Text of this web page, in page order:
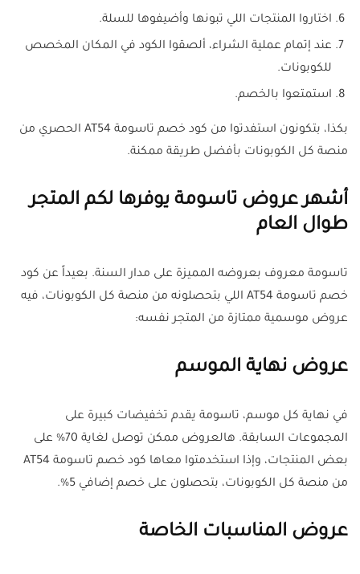
اختاروا المنتجات اللي تبونها وأضيفوها للسلة.
عند إتمام عملية الشراء، ألصقوا الكود في المكان المخصص
للكوبونات.
استمتعوا بالخصم.
بكذا، بتكونون استفدتوا من كود خصم تاسومة AT54 الحصري من
منصة كل الكوبونات بأفضل طريقة ممكنة.
أشهر عروض تاسومة يوفرها لكم المتجر
طوال العام
تاسومة معروف بعروضه المميزة على مدار السنة. بعيداً عن كود
خصم تاسومة AT54 اللي بتحصلونه من منصة كل الكوبونات، فيه
عروض موسمية ممتازة من المتجر نفسه:
عروض نهاية الموسم
في نهاية كل موسم، تاسومة يقدم تخفيضات كبيرة على
المجموعات السابقة. هالعروض ممكن توصل لغاية 70% على
بعض المنتجات، وإذا استخدمتوا معاها كود خصم تاسومة AT54
من منصة كل الكوبونات، بتحصلون على خصم إضافي 5%.
عروض المناسبات الخاصة